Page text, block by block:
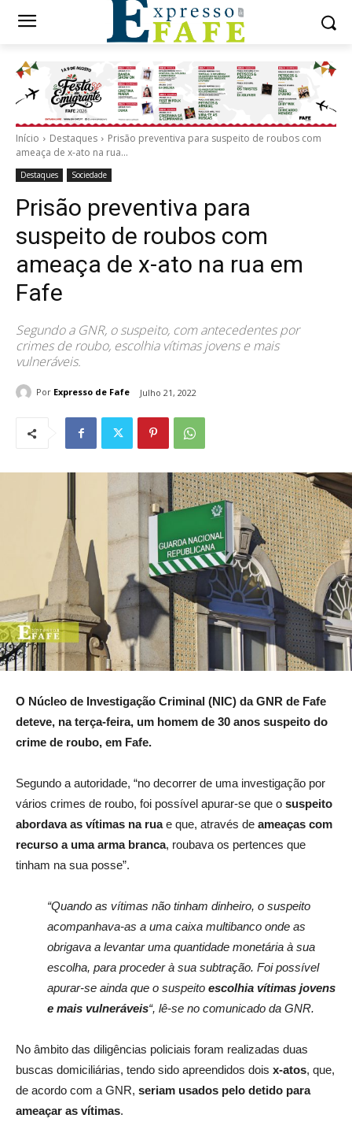
Início Destaques
Prisão preventiva para suspeito de roubos com
ameaça de x-ato na rua...
Destaques Sociedade
Prisão preventiva para
suspeito de roubos com
ameaça de x-ato na rua em
Fafe
Segundo a GNR, o suspeito, com antecedentes por
crimes de roubo, escolhia vítimas jovens e mais
vulneráveis.
Por Expresso de Fafe Julho 21, 2022
O Núcleo de Investigação Criminal (NIC) da GNR de Fafe
deteve, na terça-feira, um homem de 30 anos suspeito do
crime de roubo, em Fafe.
Segundo a autoridade, “no decorrer de uma investigação por
vários crimes de roubo, foi possível apurar-se que o suspeito
abordava as vítimas na ruae que, através de ameaças com
recurso a uma arma branca, roubava os pertences que
tinham na sua posse”.
“Quando as vítimas não tinham dinheiro, o suspeito
acompanhava-as a uma caixa multibanco onde as
obrigava a levantar uma quantidade monetária à sua
escolha, para proceder à sua subtração. Foi possível
apurar-se ainda que o suspeito escolhia vítimas jovens
e mais vulneráveis“, lê-se no comunicado da GNR.
No âmbito das diligências policiais foram realizadas duas
buscas domiciliárias, tendo sido apreendidos dois x-atos, que,
de acordo com a GNR, seriam usados pelo detido para
ameaçar as vítimas.